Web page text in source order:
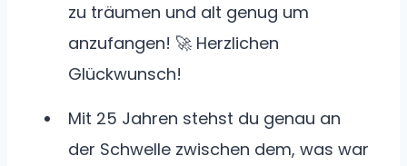
zu träumen und alt genug um
anzufangen! 🚀 Herzlichen
Glückwunsch!
Mit 25 Jahren stehst du genau an
der Schwelle zwischen dem, was war